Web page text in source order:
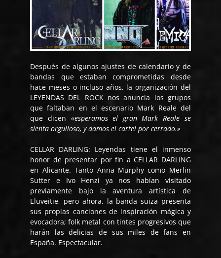
Después de algunos ajustes de calendario y de
bandas que estaban comprometidas desde
hace meses o incluso años, la organización del
LEYENDAS DEL ROCK nos anuncia los grupos
que faltaban en el escenario Mark Reale del
que dicen «esperamos el gran Mark Reale se
sienta orgulloso, y damos el cartel por cerrado.»
CELLAR DARLING: Leyendas tiene el inmenso
honor de presentar por fin a CELLAR DARLING
en Alicante. Tanto Anna Murphy como Merlin
Sutter e Ivo Henzi ya nos habían visitado
previamente bajo la aventura artística de
Eluveitie, pero ahora, la banda suiza presenta
sus propias canciones de inspiración mágica y
evocadora; folk metal con tintes progresivos que
harán las delicias de sus miles de fans en
España. Espectacular.